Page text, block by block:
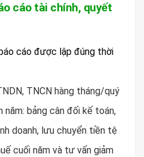
cáo tài chính, quyết
cáo được lập đúng thời
TNCN hàng tháng/quý
năm: bảng cân đối kế toán,
doanh, lưu chuyển tiền tệ
cuối năm và tư vấn giảm